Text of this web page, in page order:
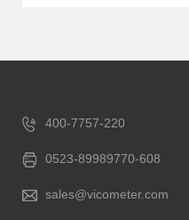
400-7757-220
0523-89989770-608
sales@vicometer.com